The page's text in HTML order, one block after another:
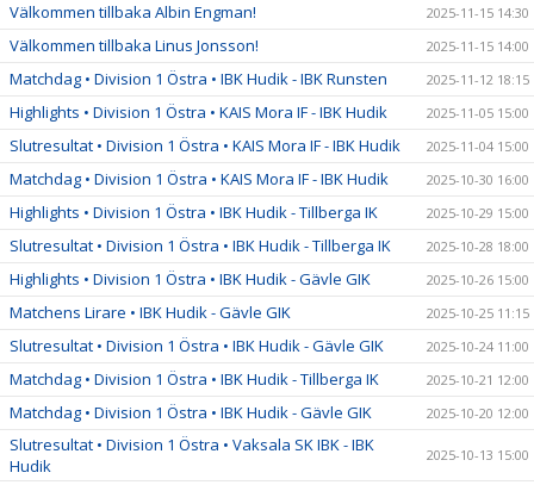
Välkommen tillbaka Albin Engman! 2025-11-15 14:30
Välkommen tillbaka Linus Jonsson! 2025-11-15 14:00
Matchdag • Division 1 Östra • IBK Hudik - IBK Runsten 2025-11-12 18:15
Highlights • Division 1 Östra • KAIS Mora IF - IBK Hudik 2025-11-05 15:00
Slutresultat • Division 1 Östra • KAIS Mora IF - IBK Hudik 2025-11-04 15:00
Matchdag • Division 1 Östra • KAIS Mora IF - IBK Hudik 2025-10-30 16:00
Highlights • Division 1 Östra • IBK Hudik - Tillberga IK 2025-10-29 15:00
Slutresultat • Division 1 Östra • IBK Hudik - Tillberga IK 2025-10-28 18:00
Highlights • Division 1 Östra • IBK Hudik - Gävle GIK 2025-10-26 15:00
Matchens Lirare • IBK Hudik - Gävle GIK 2025-10-25 11:15
Slutresultat • Division 1 Östra • IBK Hudik - Gävle GIK 2025-10-24 11:00
Matchdag • Division 1 Östra • IBK Hudik - Tillberga IK 2025-10-21 12:00
Matchdag • Division 1 Östra • IBK Hudik - Gävle GIK 2025-10-20 12:00
Slutresultat • Division 1 Östra • Vaksala SK IBK - IBK
Hudik
2025-10-13 15:00